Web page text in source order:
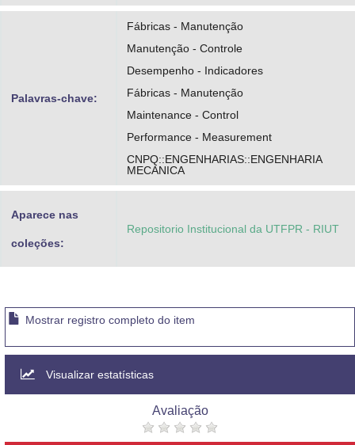
Palavras-chave:
Fábricas - Manutenção
Manutenção - Controle
Desempenho - Indicadores
Fábricas - Manutenção
Maintenance - Control
Performance - Measurement
CNPQ::ENGENHARIAS::ENGENHARIA
MECANICA
Aparece nas
coleções:
Repositorio Institucional da UTFPR - RIUT
Mostrar registro completo do item
Visualizar estatísticas
Avaliação